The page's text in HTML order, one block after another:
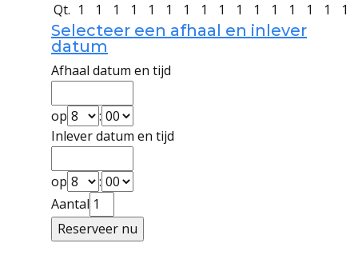
Qt. 1 1 1 1 1 1 1 1 1 1 1 1 1 1 1 1
Selecteer een afhaal en inlever
datum
Afhaal datum en tijd
op
:
Inlever datum en tijd
op
:
Aantal